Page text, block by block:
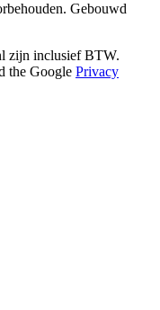
Gebouwd
zijn inclusief BTW.
the Google Privacy